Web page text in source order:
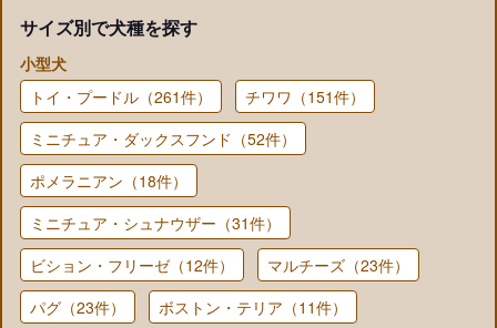
サイズ別で犬種を探す
小型犬
トイ・プードル（261件）
チワワ（151件）
ミニチュア・ダックスフンド（52件）
ポメラニアン（18件）
ミニチュア・シュナウザー（31件）
ビション・フリーゼ（12件）
マルチーズ（23件）
パグ（23件）
ボストン・テリア（11件）